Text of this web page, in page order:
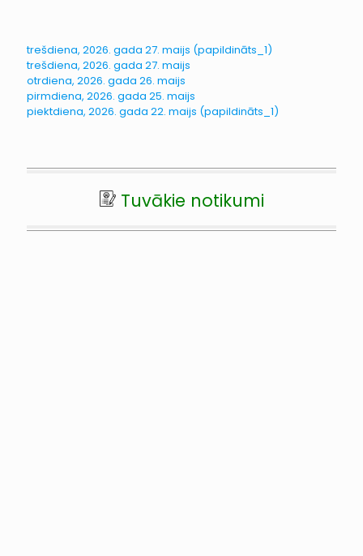
trešdiena, 2026. gada 27. maijs (papildināts_1)
trešdiena, 2026. gada 27. maijs
otrdiena, 2026. gada 26. maijs
pirmdiena, 2026. gada 25. maijs
piektdiena, 2026. gada 22. maijs (papildināts_1)
Tuvākie notikumi